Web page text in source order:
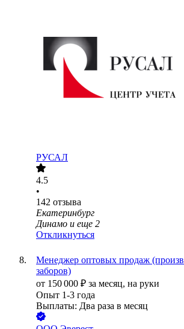
РУСАЛ
4.5
•
142 отзыва
Екатеринбург
Динамо и еще 2
Откликнуться
Менеджер оптовых продаж
заборов)
от 150 000 ₽ за месяц, на руки
Опыт 1-3 года
Выплаты: Два раза в месяц